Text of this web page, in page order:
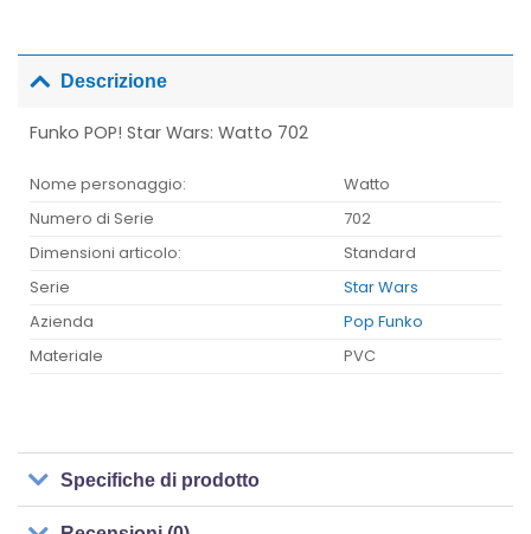
Descrizione
Funko POP! Star Wars: Watto 702
Nome personaggio:
Watto
Numero di Serie
702
Dimensioni articolo:
Standard
Serie
Star Wars
Azienda
Pop Funko
Materiale
PVC
Specifiche di prodotto